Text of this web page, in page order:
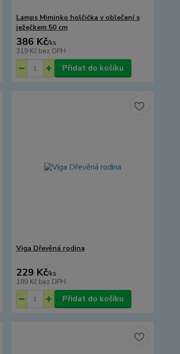
Lamps Miminko holčička v oblečení s
ježečkem 50 cm
386 Kč/ks
319 Kč bez DPH
Přidat do košíku
Viga Dřevěná rodina
229 Kč/ks
189 Kč bez DPH
Přidat do košíku